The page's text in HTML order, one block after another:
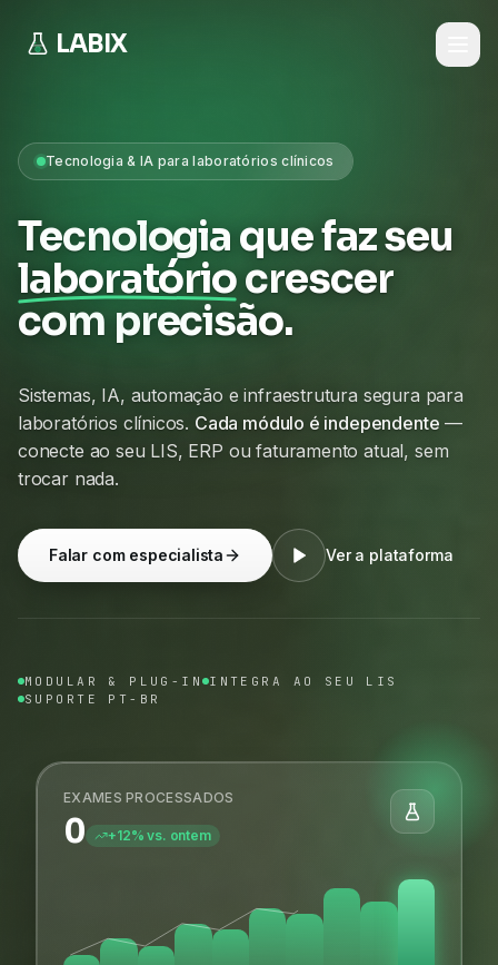
LABIX
Tecnologia & IA para laboratórios clínicos
Tecnologia que faz seu
laboratóriocrescer
com precisão.
Sistemas, IA, automação e infraestrutura segura para
laboratórios clínicos. Cada módulo é independente —
conecte ao seu LIS, ERP ou faturamento atual, sem
trocar nada.
Falar com especialista Ver a plataforma
MODULAR & PLUG-IN INTEGRA AO SEU LIS
SUPORTE PT-BR
EXAMES PROCESSADOS
0 +12% vs. ontem